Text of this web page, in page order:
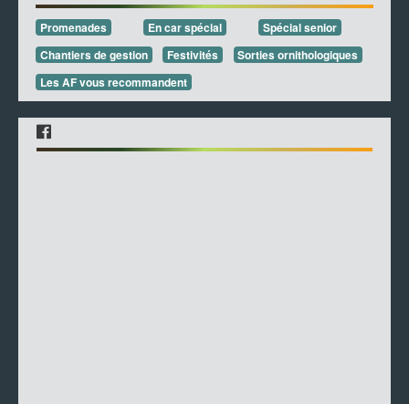
Promenades En car spécial
Spécial senior
Chantiers de gestion
Festivités
Sorties ornithologiques
Les AF vous recommandent